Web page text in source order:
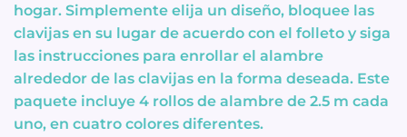
hogar. Simplemente elija un diseño, bloquee las
clavijas en su lugar de acuerdo con el folleto y siga
las instrucciones para enrollar el alambre
alrededor de las clavijas en la forma deseada. Este
paquete incluye 4 rollos de alambre de 2.5 m cada
uno, en cuatro colores diferentes.